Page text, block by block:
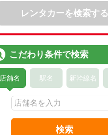
レンタカーを検索する
こだわり条件で検索
店舗名 駅名 新幹線名
検索